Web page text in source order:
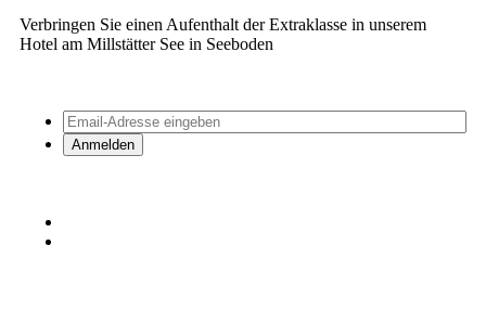
Verbringen Sie einen Aufenthalt der Extraklasse in unserem
Hotel am Millstätter See in Seeboden